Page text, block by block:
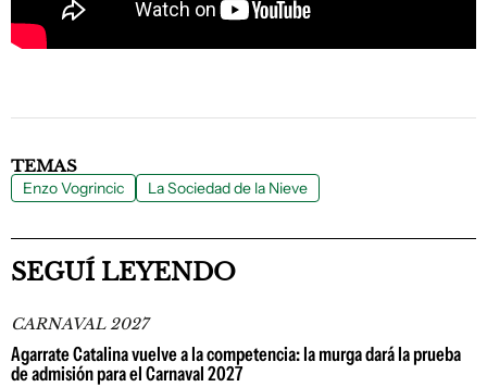
TEMAS
Enzo Vogrincic La Sociedad de la Nieve
SEGUÍ LEYENDO
CARNAVAL 2027
Agarrate Catalina vuelve a la competencia: la murga dará la prueba
de admisión para el Carnaval 2027